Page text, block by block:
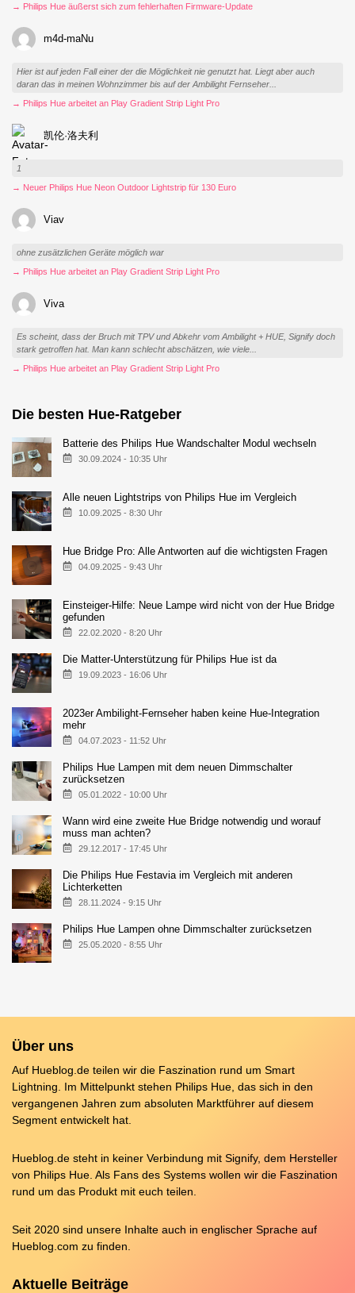
→ Philips Hue äußerst sich zum fehlerhaften Firmware-Update
m4d-maNu
Hier ist auf jeden Fall einer der die Möglichkeit nie genutzt hat. Liegt aber auch
daran das in meinen Wohnzimmer bis auf der Ambilight Fernseher...
→ Philips Hue arbeitet an Play Gradient Strip Light Pro
凯伦·洛夫利
1
→ Neuer Philips Hue Neon Outdoor Lightstrip für 130 Euro
Viav
ohne zusätzlichen Geräte möglich war
→ Philips Hue arbeitet an Play Gradient Strip Light Pro
Viva
Es scheint, dass der Bruch mit TPV und Abkehr vom Ambilight + HUE, Signify doch
stark getroffen hat. Man kann schlecht abschätzen, wie viele...
→ Philips Hue arbeitet an Play Gradient Strip Light Pro
Die besten Hue-Ratgeber
Batterie des Philips Hue Wandschalter Modul wechseln
30.09.2024 - 10:35 Uhr
Alle neuen Lightstrips von Philips Hue im Vergleich
10.09.2025 - 8:30 Uhr
Hue Bridge Pro: Alle Antworten auf die wichtigsten Fragen
04.09.2025 - 9:43 Uhr
Einsteiger-Hilfe: Neue Lampe wird nicht von der Hue Bridge
gefunden
22.02.2020 - 8:20 Uhr
Die Matter-Unterstützung für Philips Hue ist da
19.09.2023 - 16:06 Uhr
2023er Ambilight-Fernseher haben keine Hue-Integration
mehr
04.07.2023 - 11:52 Uhr
Philips Hue Lampen mit dem neuen Dimmschalter
zurücksetzen
05.01.2022 - 10:00 Uhr
Wann wird eine zweite Hue Bridge notwendig und worauf
muss man achten?
29.12.2017 - 17:45 Uhr
Die Philips Hue Festavia im Vergleich mit anderen
Lichterketten
28.11.2024 - 9:15 Uhr
Philips Hue Lampen ohne Dimmschalter zurücksetzen
25.05.2020 - 8:55 Uhr
Über uns
Auf Hueblog.de teilen wir die Faszination rund um Smart
Lightning. Im Mittelpunkt stehen Philips Hue, das sich in den
vergangenen Jahren zum absoluten Marktführer auf diesem
Segment entwickelt hat.
Hueblog.de steht in keiner Verbindung mit Signify, dem Hersteller
von Philips Hue. Als Fans des Systems wollen wir die Faszination
rund um das Produkt mit euch teilen.
Seit 2020 sind unsere Inhalte auch in englischer Sprache auf
Hueblog.com zu finden.
Aktuelle Beiträge